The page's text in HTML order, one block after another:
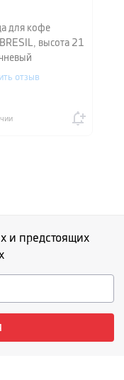
для кофе
высота 21
отзыв
и предстоящих